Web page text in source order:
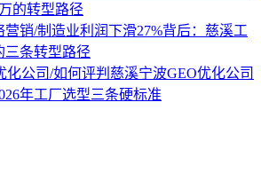
的转型路径
营销/制造业利润下滑27%背后：慈溪工
三条转型路径
化公司/如何评判慈溪宁波GEO优化公司
年工厂选型三条硬标准